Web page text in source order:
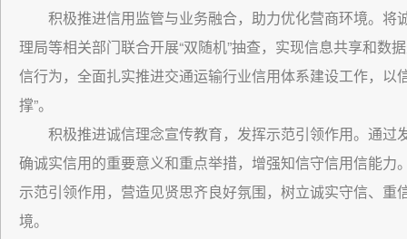
积极推进信用监管与业务融合，助力优化营商环境。
理局等相关部门联合开展“双随机”抽查，实现信息共享和数
信行为，全面扎实推进交通运输行业信用体系建设工作，以
撑”。
积极推进诚信理念宣传教育，发挥示范引领作用。通
确诚实信用的重要意义和重点举措，增强知信守信用信能
示范引领作用，营造见贤思齐良好氛围，树立诚实守信、
境。